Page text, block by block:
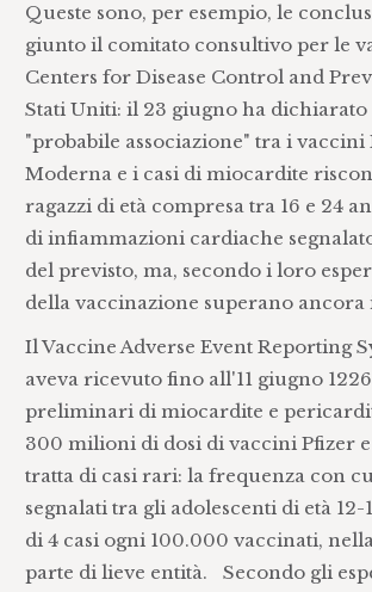
Queste sono, per esempio, le
giunto il comitato consultivo per le
Centers for Disease Control and
Stati Uniti: il 23 giugno ha
"probabile associazione" tra i vaccini
Moderna e i casi di miocardite
ragazzi di età compresa tra 16 e 24
di infiammazioni cardiache
del previsto, ma, secondo i loro
della vaccinazione superano ancora
Il Vaccine Adverse Event Reporting
aveva ricevuto fino all'11 giugno
preliminari di miocardite e
300 milioni di dosi di vaccini Pfizer
tratta di casi rari: la frequenza con
segnalati tra gli adolescenti di età
di 4 casi ogni 100.000 vaccinati,
parte di lieve entità. Secondo gli